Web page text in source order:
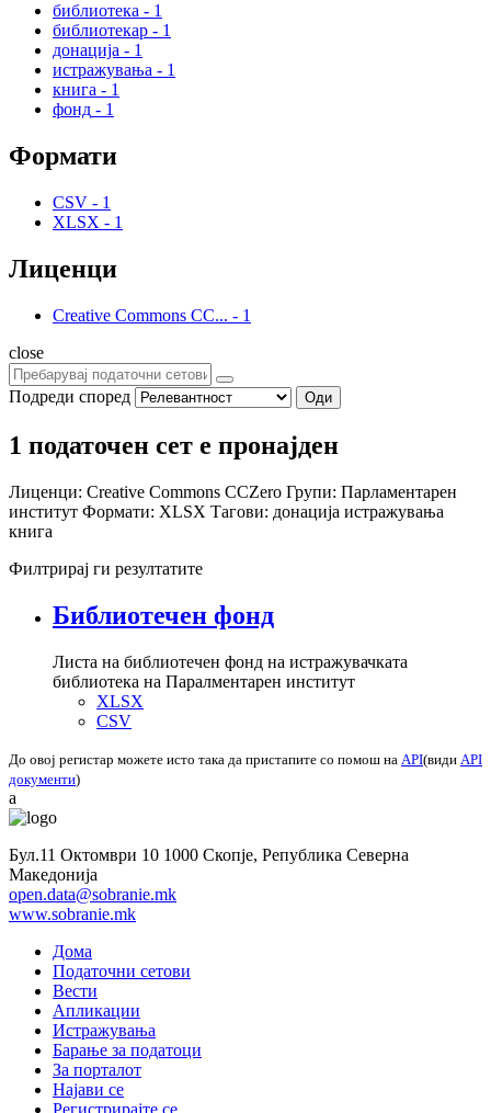
библиотека - 1
библиотекар - 1
донација - 1
истражувања - 1
книга - 1
фонд - 1
Формати
CSV - 1
XLSX - 1
Лиценци
Creative Commons CC... - 1
close
Подреди според Оди
1 податочен сет е пронајден
Лиценци: Creative Commons CCZero Групи: Парламентарен
институт Формати: XLSX Тагови: донација истражувања
книга
Филтрирај ги резултатите
Библиотечен фонд
Листа на библиотечен фонд на истражувачката
библиотека на Паралментарен институт
XLSX
CSV
До овој регистар можете исто така да пристапите со помош на API(види API
документи)
a
Бул.11 Октомври 10 1000 Скопје, Република Северна
Македонија
open.data@sobranie.mk
www.sobranie.mk
Дома
Податочни сетови
Вести
Апликации
Истражувања
Барање за податоци
За порталот
Најави се
Регистрирајте се